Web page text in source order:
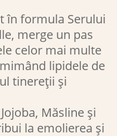
în formula Serului
merge un pas
celor mai multe
lipidele de
tinereții și
Măsline și
la emolierea și